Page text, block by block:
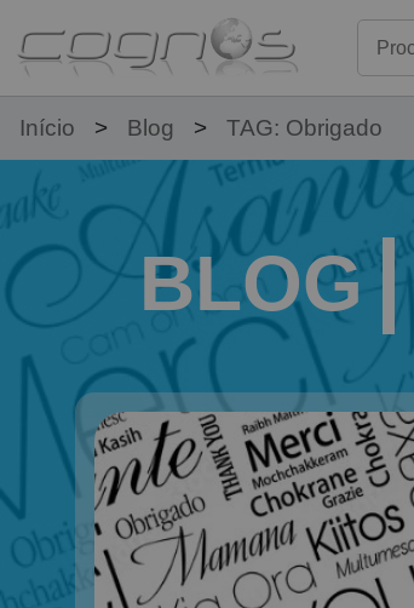
Início Blog TAG: Obrigado
BLOG